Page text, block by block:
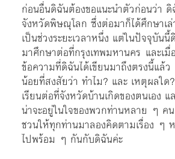
ก่อนอื่นดิฉันต้องขอแนะนำตัวก่อนว่า ดิ
จังหวัดพิษณุโลก ซึ่งต่อมาก็ได้ศึกษาเล่
เป็นช่วงระยะเวลาหนึ่ง แต่ในปัจจุบันนี้
มาศึกษาต่อที่กรุงเทพมหานคร และเ
ข้อความที่ดิฉันได้เขียนมาถึงตรงนี้แล้
น้อยที่สงสัยว่า ทำไม? และ เหตุผลใด
เรียนต่อที่จังหวัดบ้านเกิดของตนเอง
น่าจะอยู่ในใจของพวกท่านหลาย ๆ ค
ชวนให้ทุกท่านมาลองคิดตามเรื่อง ๆ
ไปพร้อม ๆ กันกับดิฉันค่ะ